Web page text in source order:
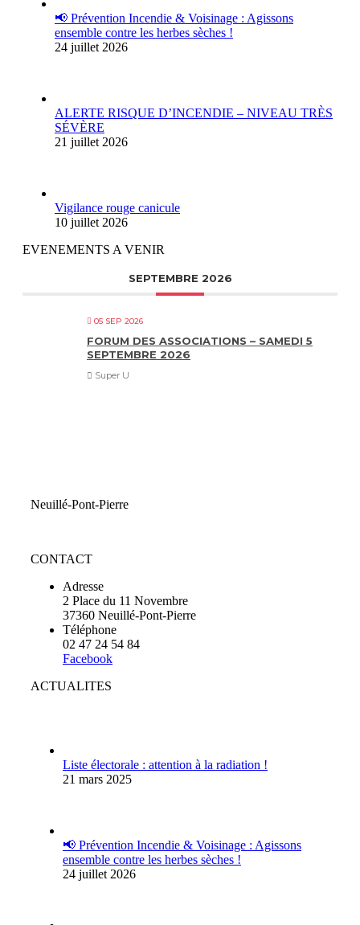
📢 Prévention Incendie & Voisinage : Agissons
ensemble contre les herbes sèches !
24 juillet 2026
ALERTE RISQUE D’INCENDIE – NIVEAU TRÈS
SÉVÈRE
21 juillet 2026
Vigilance rouge canicule
10 juillet 2026
EVENEMENTS A VENIR
SEPTEMBRE 2026
05 SEP 2026
FORUM DES ASSOCIATIONS – SAMEDI 5
SEPTEMBRE 2026
Super U
Neuillé-Pont-Pierre
CONTACT
Adresse
2 Place du 11 Novembre
37360 Neuillé-Pont-Pierre
Téléphone
02 47 24 54 84
Facebook
ACTUALITES
Liste électorale : attention à la radiation !
21 mars 2025
📢 Prévention Incendie & Voisinage : Agissons
ensemble contre les herbes sèches !
24 juillet 2026